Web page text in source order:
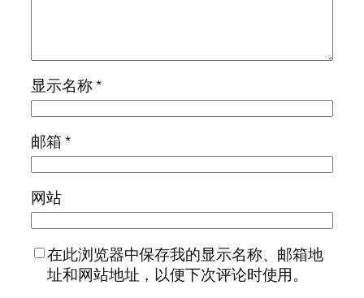
显示名称*
邮箱*
网站
在此浏览器中保存我的显示名称、邮箱地
址和网站地址，以便下次评论时使用。